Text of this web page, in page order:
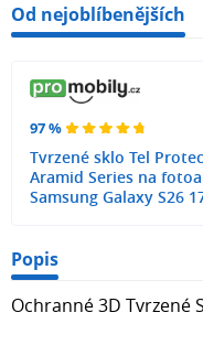
Od nejoblíbenějších
97 %
Tvrzené sklo Tel
Aramid Series na
Samsung Galaxy S26
Popis
Ochranné 3D Tvrzené